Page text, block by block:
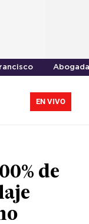
Abogada
EN VIVO
de